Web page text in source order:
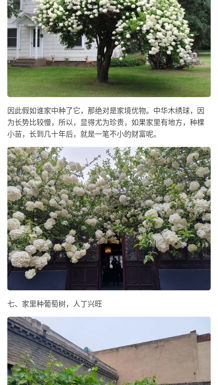
因此假如谁家中种了它，那绝对是家境优物。中华木绣球，因
为长势比较慢，所以，显得尤为珍贵，如果家里有地方，种棵
小苗，长到几十年后，就是一笔不小的财富呢。
七、家里种葡萄树，人丁兴旺